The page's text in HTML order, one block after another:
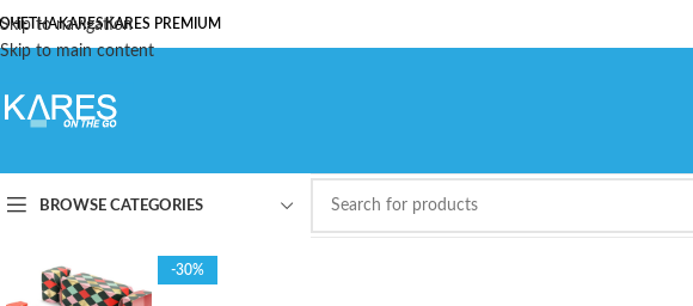
Skip to navigation
Skip to main content
KARESKARES PREMIUM
BROWSE CATEGORIES
-30%